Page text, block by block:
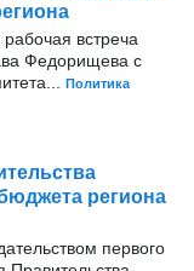
рабочая встреча
Федорищева с
Политика
региона
первого